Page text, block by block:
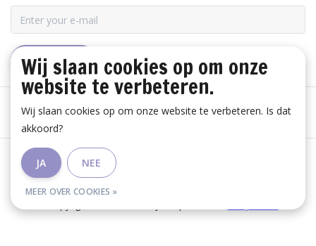
ABONNEER
Algemene voorwaarden
Wij slaan cookies op om onze
website te verbeteren.
Wij slaan cookies op om onze website te verbeteren. Is dat
akkoord?
JA NEE
MEER OVER COOKIES »